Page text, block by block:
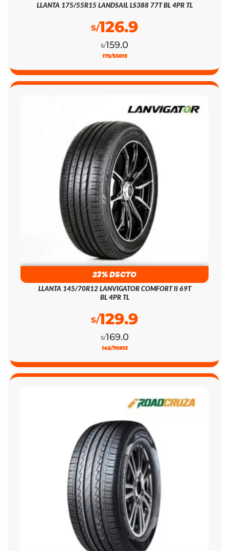
LLANTA 175/55R15 LANDSAIL LS388 77T BL 4PR TL
S/159.0
S/126.9
175/55R15
23% DSCTO
LLANTA 145/70R12 LANVIGATOR COMFORT II 69T
BL 4PR TL
S/169.0
S/129.9
145/70R12